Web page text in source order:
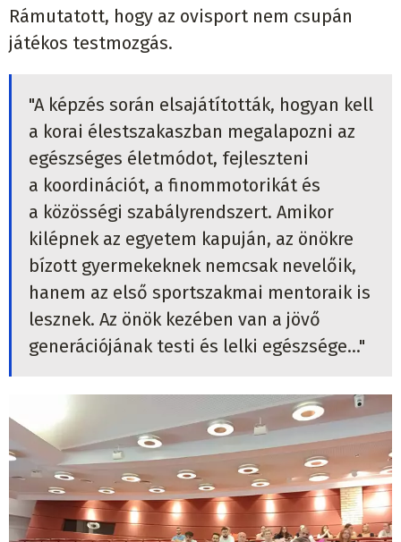
Rámutatott, hogy az ovisport nem csupán
játékos testmozgás.
"A képzés során elsajátították, hogyan kell
a korai élestszakaszban megalapozni az
egészséges életmódot, fejleszteni
a koordinációt, a finommotorikát és
a közösségi szabályrendszert. Amikor
kilépnek az egyetem kapuján, az önökre
bízott gyermekeknek nemcsak nevelőik,
hanem az első sportszakmai mentoraik is
lesznek. Az önök kezében van a jövő
generációjának testi és lelki egészsége..."